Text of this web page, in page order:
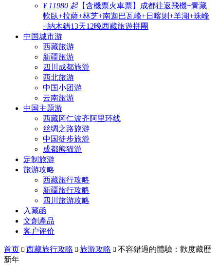
¥ 11980 起【含機票火車票】成都往返飛機+青藏
軟臥+拉薩+林芝+南迦巴瓦峰+日喀则+羊湖+珠峰
+納木錯13天12晚西藏旅遊拼團
中国城市游
西藏旅游
新疆旅游
四川成都旅游
西北旅游
中国小团游
云南旅游
中国主题游
西藏冈仁波齐阿里环线
丝绸之路旅游
中国徒步旅游
成都熊猫游
定制旅游
旅游攻略
西藏旅行攻略
新疆旅行攻略
四川旅游攻略
入藏函
文創產品
客户评价
首页  西藏旅行攻略  旅游攻略  不容錯過的體驗：歡度藏歴
新年